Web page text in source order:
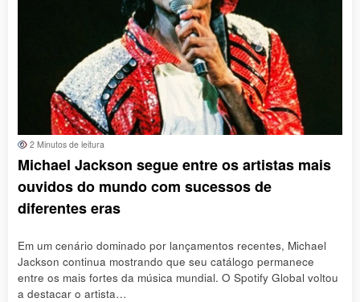
2 Minutos de leitura
Michael Jackson segue entre os artistas mais
ouvidos do mundo com sucessos de
diferentes eras
Em um cenário dominado por lançamentos recentes, Michael
Jackson continua mostrando que seu catálogo permanece
entre os mais fortes da música mundial. O Spotify Global voltou
a destacar o artista…